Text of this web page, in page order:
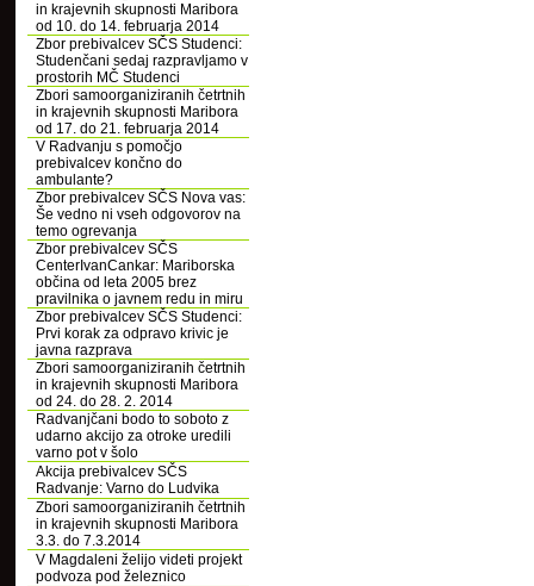
in krajevnih skupnosti Maribora
od 10. do 14. februarja 2014
Zbor prebivalcev SČS Studenci:
Studenčani sedaj razpravljamo v
prostorih MČ Studenci
Zbori samoorganiziranih četrtnih
in krajevnih skupnosti Maribora
od 17. do 21. februarja 2014
V Radvanju s pomočjo
prebivalcev končno do
ambulante?
Zbor prebivalcev SČS Nova vas:
Še vedno ni vseh odgovorov na
temo ogrevanja
Zbor prebivalcev SČS
CenterIvanCankar: Mariborska
občina od leta 2005 brez
pravilnika o javnem redu in miru
Zbor prebivalcev SČS Studenci:
Prvi korak za odpravo krivic je
javna razprava
Zbori samoorganiziranih četrtnih
in krajevnih skupnosti Maribora
od 24. do 28. 2. 2014
Radvanjčani bodo to soboto z
udarno akcijo za otroke uredili
varno pot v šolo
Akcija prebivalcev SČS
Radvanje: Varno do Ludvika
Zbori samoorganiziranih četrtnih
in krajevnih skupnosti Maribora
3.3. do 7.3.2014
V Magdaleni želijo videti projekt
podvoza pod železnico